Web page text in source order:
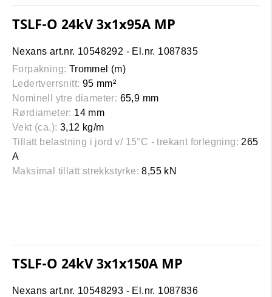
TSLF-O 24kV 3x1x95A MP
Nexans art.nr. 10548292 - El.nr. 1087835
Forpakning: Trommel (m)
Ledertverrsnitt: 95 mm²
Nominell ytre diameter: 65,9 mm
Rørdiameter: 14 mm
Vekt (ca.): 3,12 kg/m
Tillatt belastning i jord v/ 15°C - trekant forlegning: 265
A
Maksimal tillatt strekkstyrke: 8,55 kN
TSLF-O 24kV 3x1x150A MP
Nexans art.nr. 10548293 - El.nr. 1087836